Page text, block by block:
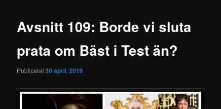
Avsnitt 109: Borde vi sluta
prata om Bäst i Test än?
Publicerat30 april, 2019